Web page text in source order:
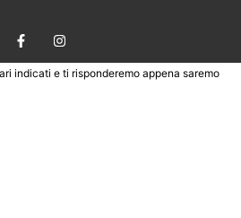
indicati e ti risponderemo appena saremo